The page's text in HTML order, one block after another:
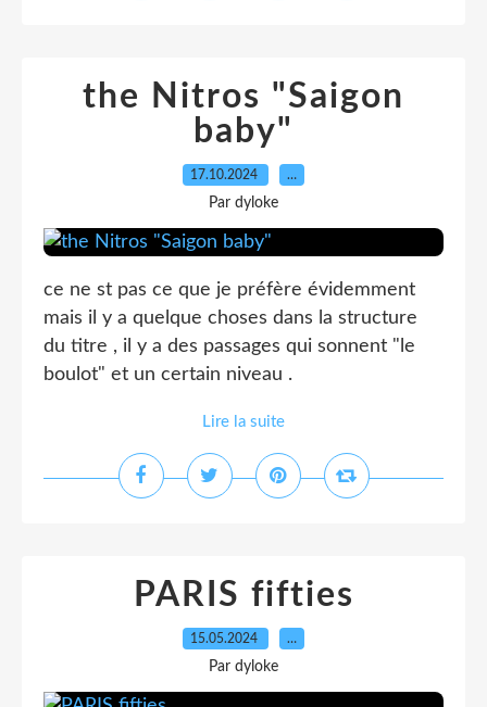
the Nitros "Saigon
baby"
17.10.2024 …
Par dyloke
ce ne st pas ce que je préfère évidemment
mais il y a quelque choses dans la structure
du titre , il y a des passages qui sonnent "le
boulot" et un certain niveau .
Lire la suite
PARIS fifties
15.05.2024 …
Par dyloke